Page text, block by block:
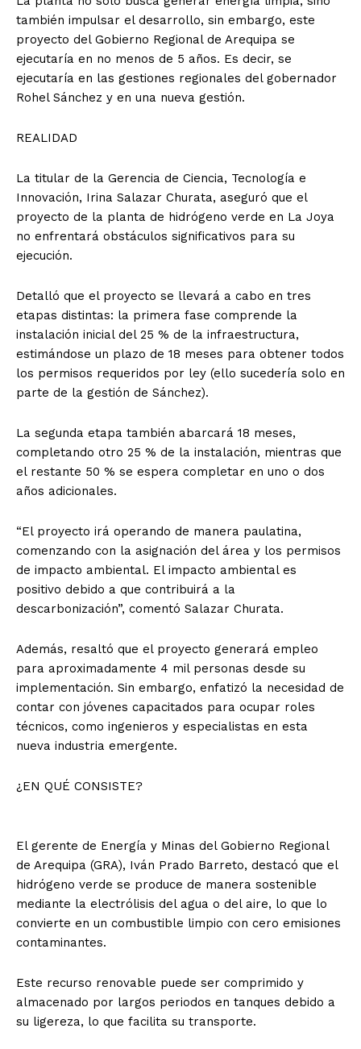
también impulsar el desarrollo, sin embargo, este
proyecto del Gobierno Regional de Arequipa se
ejecutaría en no menos de 5 años. Es decir, se
ejecutaría en las gestiones regionales del gobernador
Rohel Sánchez y en una nueva gestión.
REALIDAD
La titular de la Gerencia de Ciencia, Tecnología e
Innovación, Irina Salazar Churata, aseguró que el
proyecto de la planta de hidrógeno verde en La Joya
no enfrentará obstáculos significativos para su
ejecución.
Detalló que el proyecto se llevará a cabo en tres
etapas distintas: la primera fase comprende la
instalación inicial del 25 % de la infraestructura,
estimándose un plazo de 18 meses para obtener todos
los permisos requeridos por ley (ello sucedería solo en
parte de la gestión de Sánchez).
La segunda etapa también abarcará 18 meses,
completando otro 25 % de la instalación, mientras que
el restante 50 % se espera completar en uno o dos
años adicionales.
“El proyecto irá operando de manera paulatina,
comenzando con la asignación del área y los permisos
de impacto ambiental. El impacto ambiental es
positivo debido a que contribuirá a la
descarbonización”, comentó Salazar Churata.
Además, resaltó que el proyecto generará empleo
para aproximadamente 4 mil personas desde su
implementación. Sin embargo, enfatizó la necesidad de
contar con jóvenes capacitados para ocupar roles
técnicos, como ingenieros y especialistas en esta
nueva industria emergente.
¿EN QUÉ CONSISTE?
El gerente de Energía y Minas del Gobierno Regional
de Arequipa (GRA), Iván Prado Barreto, destacó que el
hidrógeno verde se produce de manera sostenible
mediante la electrólisis del agua o del aire, lo que lo
convierte en un combustible limpio con cero emisiones
contaminantes.
Este recurso renovable puede ser comprimido y
almacenado por largos periodos en tanques debido a
su ligereza, lo que facilita su transporte.